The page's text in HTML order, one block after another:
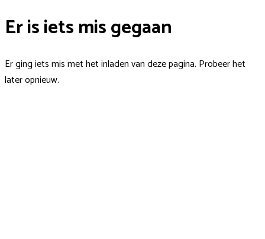
Er is iets mis gegaan
Er ging iets mis met het inladen van deze pagina. Probeer het
later opnieuw.